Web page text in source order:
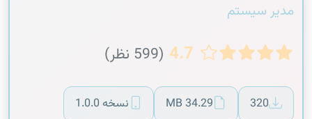
مدیر سیستم
4.7 (599 نظر)
320
34.29 MB نسخه 1.0.0